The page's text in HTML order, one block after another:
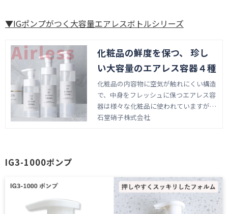
▼IGポンプがつく大容量エアレスボトルシリーズ
化粧品の鮮度を保つ、 珍し
い大容量のエアレス容器４種
化粧品の内容物に空気が触れにくい構造
で、中身をフレッシュに保つエアレス容
器は様々な化粧品に使われていますが、
大容量のエアレス容器はあまり多くあり
石堂硝子株式会社
IG3-1000ポンプ